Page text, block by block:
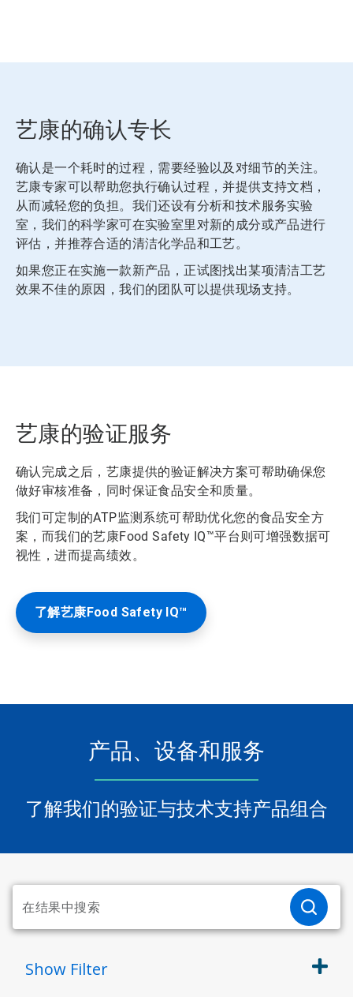
艺康的确认专长
确认是一个耗时的过程，需要经验以及对细节的关注。
艺康专家可以帮助您执行确认过程，并提供支持文档，
从而减轻您的负担。我们还设有分析和技术服务实验
室，我们的科学家可在实验室里对新的成分或产品进行
评估，并推荐合适的清洁化学品和工艺。
如果您正在实施一款新产品，正试图找出某项清洁工艺
效果不佳的原因，我们的团队可以提供现场支持。
艺康的验证服务
确认完成之后，艺康提供的验证解决方案可帮助确保您
做好审核准备，同时保证食品安全和质量。
我们可定制的ATP监测系统可帮助优化您的食品安全方
案，而我们的艺康Food Safety IQ™平台则可增强数据可
视性，进而提高绩效。
了解艺康Food Safety IQ™
产品、设备和服务
了解我们的验证与技术支持产品组合
Show Filter